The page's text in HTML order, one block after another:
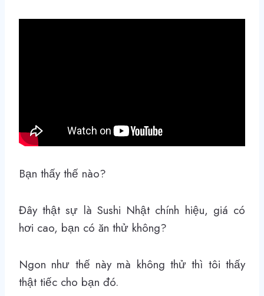
Bạn thấy thế nào?
Đây thật sự là Sushi Nhật chính hiệu, giá có
hơi cao, bạn có ăn thử không?
Ngon như thế này mà không thử thì tôi thấy
thật tiếc cho bạn đó.